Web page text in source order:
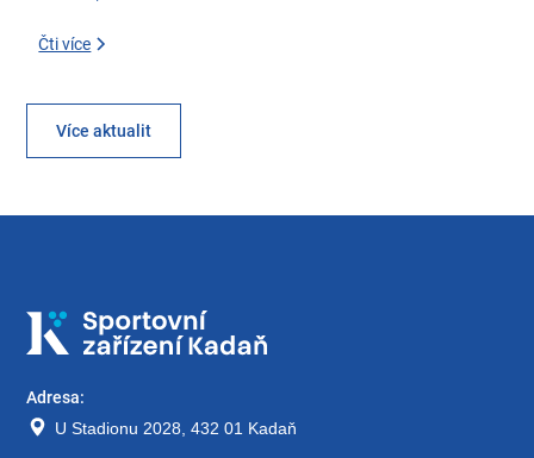
Čti více
Více aktualit
Adresa:
U Stadionu 2028, 432 01 Kadaň